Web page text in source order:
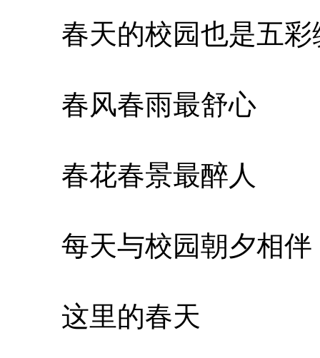
春天的校园也是五彩
春风春雨最舒心
春花春景最醉人
每天与校园朝夕相伴
这里的春天